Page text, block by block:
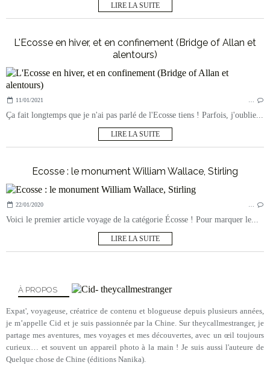
LIRE LA SUITE
L'Ecosse en hiver, et en confinement (Bridge of Allan et
alentours)
11/01/2021 …
Ça fait longtemps que je n'ai pas parlé de l'Ecosse tiens ! Parfois, j'oublie...
LIRE LA SUITE
Ecosse : le monument William Wallace, Stirling
22/01/2020 …
Voici le premier article voyage de la catégorie Écosse ! Pour marquer le...
LIRE LA SUITE
À PROPOS
Expat', voyageuse, créatrice de contenu et blogueuse depuis plusieurs années,
je m’appelle Cid et je suis passionnée par la Chine. Sur theycallmestranger, je
partage mes aventures, mes voyages et mes découvertes, avec un œil toujours
curieux… et souvent un appareil photo à la main ! Je suis aussi l'auteure de
Quelque chose de Chine (éditions Nanika).